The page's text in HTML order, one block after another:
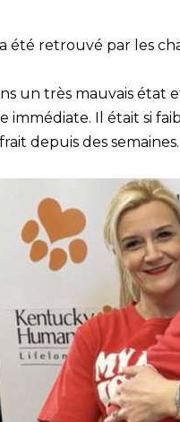
été retrouvé par les
un très mauvais état
immédiate. Il était si
depuis des semaines.